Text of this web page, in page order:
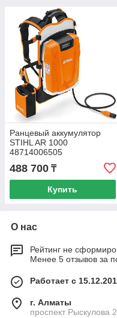
Ранцевый аккумулятор
STIHL AR 1000
48714006505
488 700 ₸
Купить
О нас
Рейтинг не
Менее 5 отзывов за
Работает с
г. Алматы
проспект Рыскулова